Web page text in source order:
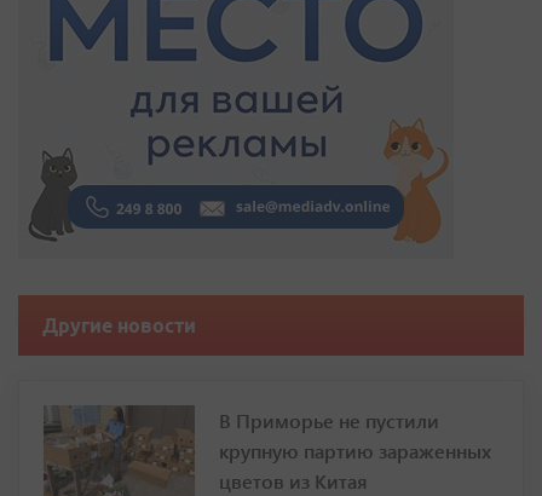
Другие новости
В Приморье не пустили
крупную партию зараженных
цветов из Китая